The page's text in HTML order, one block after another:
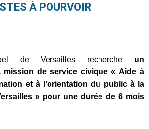
À POURVOIR
de Versailles recherche un
mission de service civique « Aide à
et à l’orientation du public à la
» pour une durée de 6 mois